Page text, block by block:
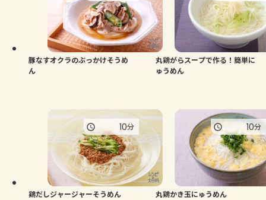
豚なすオクラのぶっかけそうめ
ん
丸鶏がらスープで作る！簡単に
ゅうめん
鶏だしジャージャーそうめん
10分
丸鶏かき玉にゅうめん
10分